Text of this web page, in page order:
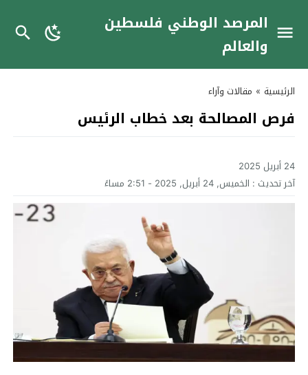
المرصد الوطني فلسطين
والعالم
الرئيسية » مقالات وآراء
فرص المصالحة بعد خطاب الرئيس
24 أبريل 2025
آخر تحديث : الخميس, 24 أبريل, 2025 - 2:51 مساءً